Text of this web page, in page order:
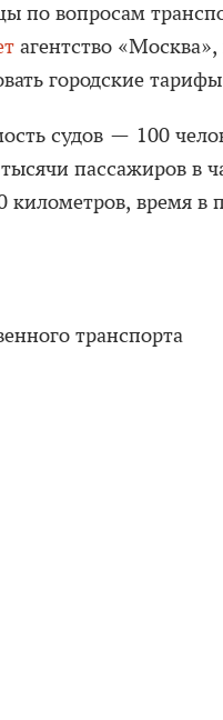
по вопросам
агентство
городские
судов — 100
пассажиров в
время в
транспорта